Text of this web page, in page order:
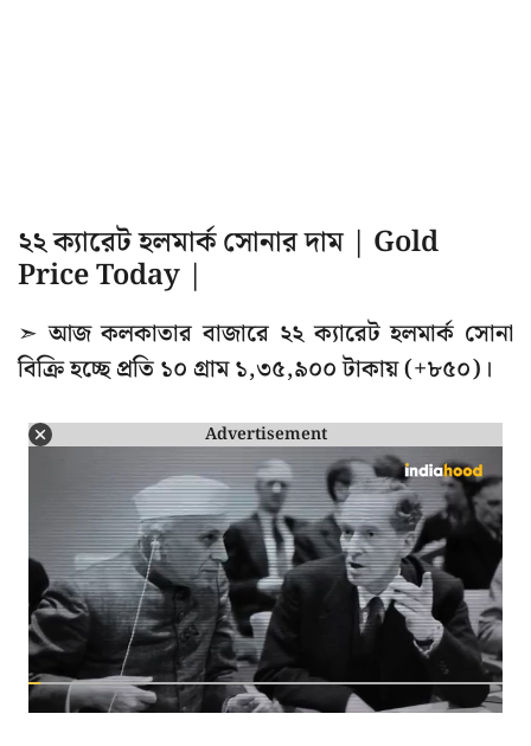
২২ ক্যারেট হলমার্ক সোনার দাম | Gold
Price Today |
➣ আজ কলকাতার বাজারে ২২ ক্যারেট হলমার্ক সোনা
বিক্রি হচ্ছে প্রতি ১০ গ্রাম ১,৩৫,৯০০ টাকায় (+৮৫০)।
Advertisement